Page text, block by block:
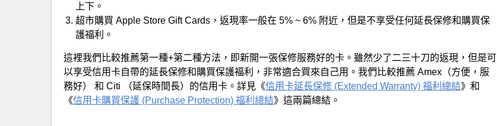
上下。
超市購買 Apple Store Gift Cards，返現率一般在 5% ~ 6% 附近，但是不享受任何延長保修和購買保
護福利。
這裡我們比較推薦第一種+第二種方法，即新開一張保修服務好的卡。雖然少了二三十刀的返現，但是可
以享受信用卡自帶的延長保修和購買保護福利，非常適合買來自己用。我們比較推薦 Amex（方便，服
務好） 和 Citi （延保時間長）的信用卡。詳見《信用卡延長保修 (Extended Warranty) 福利總結》和
《信用卡購買保護 (Purchase Protection) 福利總結》這兩篇總結。